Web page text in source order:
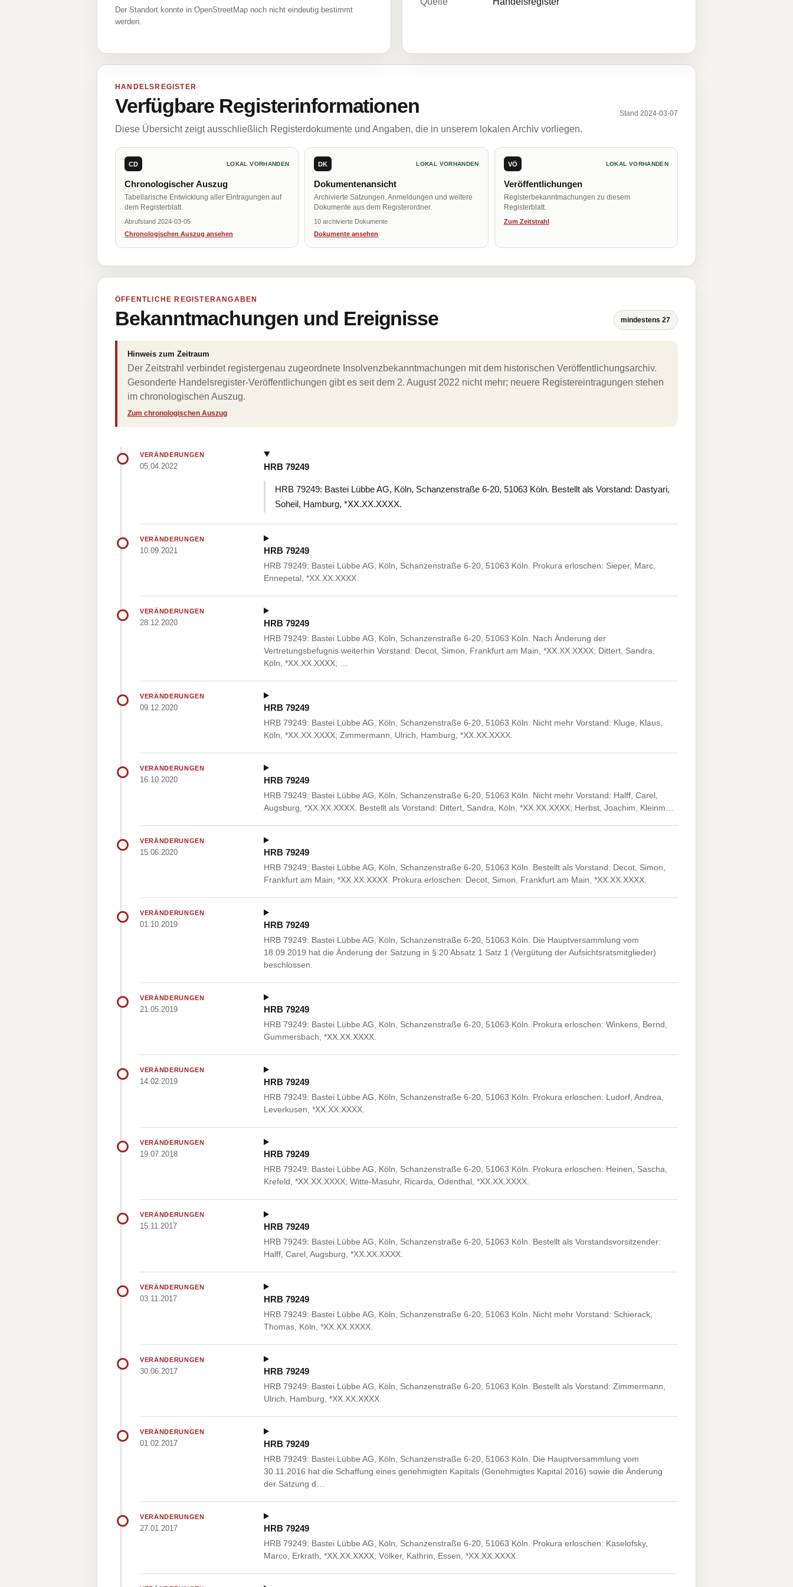
Der Standort konnte in OpenStreetMap noch nicht eindeutig bestimmt
werden.
HANDELSREGISTER
Verfügbare Registerinformationen Stand 2024-03-07
Diese Übersicht zeigt ausschließlich Registerdokumente und Angaben, die in unserem lokalen Archiv vorliegen.
CD LOKAL VORHANDEN
Chronologischer Auszug
Tabellarische Entwicklung aller Eintragungen auf
dem Registerblatt.
Abrufstand 2024-03-05
Chronologischen Auszug ansehen
DK LOKAL VORHANDEN
Dokumentenansicht
Archivierte Satzungen, Anmeldungen und weitere
Dokumente aus dem Registerordner.
10 archivierte Dokumente
Dokumente ansehen
VÖ LOKAL VORHANDEN
Veröffentlichungen
Registerbekanntmachungen zu diesem
Registerblatt.
Zum Zeitstrahl
ÖFFENTLICHE REGISTERANGABEN
Bekanntmachungen und Ereignisse mindestens 27
Hinweis zum Zeitraum
Der Zeitstrahl verbindet registergenau zugeordnete Insolvenzbekanntmachungen mit dem historischen Veröffentlichungsarchiv.
Gesonderte Handelsregister-Veröffentlichungen gibt es seit dem 2. August 2022 nicht mehr; neuere Registereintragungen stehen
im chronologischen Auszug.
Zum chronologischen Auszug
VERÄNDERUNGEN
05.04.2022 HRB 79249
HRB 79249: Bastei Lübbe AG, Köln, Schanzenstraße 6-20, 51063 Köln. Bestellt als Vorstand: Dastyari,
Soheil, Hamburg, *XX.XX.XXXX.
VERÄNDERUNGEN
10.09.2021 HRB 79249
HRB 79249: Bastei Lübbe AG, Köln, Schanzenstraße 6-20, 51063 Köln. Prokura erloschen: Sieper, Marc,
Ennepetal, *XX.XX.XXXX.
VERÄNDERUNGEN
28.12.2020 HRB 79249
HRB 79249: Bastei Lübbe AG, Köln, Schanzenstraße 6-20, 51063 Köln. Nach Änderung der
Vertretungsbefugnis weiterhin Vorstand: Decot, Simon, Frankfurt am Main, *XX.XX.XXXX; Dittert, Sandra,
Köln, *XX.XX.XXXX; …
VERÄNDERUNGEN
09.12.2020 HRB 79249
HRB 79249: Bastei Lübbe AG, Köln, Schanzenstraße 6-20, 51063 Köln. Nicht mehr Vorstand: Kluge, Klaus,
Köln, *XX.XX.XXXX; Zimmermann, Ulrich, Hamburg, *XX.XX.XXXX.
VERÄNDERUNGEN
16.10.2020 HRB 79249
HRB 79249: Bastei Lübbe AG, Köln, Schanzenstraße 6-20, 51063 Köln. Nicht mehr Vorstand: Halff, Carel,
Augsburg, *XX.XX.XXXX. Bestellt als Vorstand: Dittert, Sandra, Köln, *XX.XX.XXXX; Herbst, Joachim, Kleinm…
VERÄNDERUNGEN
15.06.2020 HRB 79249
HRB 79249: Bastei Lübbe AG, Köln, Schanzenstraße 6-20, 51063 Köln. Bestellt als Vorstand: Decot, Simon,
Frankfurt am Main, *XX.XX.XXXX. Prokura erloschen: Decot, Simon, Frankfurt am Main, *XX.XX.XXXX.
VERÄNDERUNGEN
01.10.2019 HRB 79249
HRB 79249: Bastei Lübbe AG, Köln, Schanzenstraße 6-20, 51063 Köln. Die Hauptversammlung vom
18.09.2019 hat die Änderung der Satzung in § 20 Absatz 1 Satz 1 (Vergütung der Aufsichtsratsmitglieder)
beschlossen.
VERÄNDERUNGEN
21.05.2019 HRB 79249
HRB 79249: Bastei Lübbe AG, Köln, Schanzenstraße 6-20, 51063 Köln. Prokura erloschen: Winkens, Bernd,
Gummersbach, *XX.XX.XXXX.
VERÄNDERUNGEN
14.02.2019 HRB 79249
HRB 79249: Bastei Lübbe AG, Köln, Schanzenstraße 6-20, 51063 Köln. Prokura erloschen: Ludorf, Andrea,
Leverkusen, *XX.XX.XXXX.
VERÄNDERUNGEN
19.07.2018 HRB 79249
HRB 79249: Bastei Lübbe AG, Köln, Schanzenstraße 6-20, 51063 Köln. Prokura erloschen: Heinen, Sascha,
Krefeld, *XX.XX.XXXX; Witte-Masuhr, Ricarda, Odenthal, *XX.XX.XXXX.
VERÄNDERUNGEN
15.11.2017 HRB 79249
HRB 79249: Bastei Lübbe AG, Köln, Schanzenstraße 6-20, 51063 Köln. Bestellt als Vorstandsvorsitzender:
Halff, Carel, Augsburg, *XX.XX.XXXX.
VERÄNDERUNGEN
03.11.2017 HRB 79249
HRB 79249: Bastei Lübbe AG, Köln, Schanzenstraße 6-20, 51063 Köln. Nicht mehr Vorstand: Schierack,
Thomas, Köln, *XX.XX.XXXX.
VERÄNDERUNGEN
30.06.2017 HRB 79249
HRB 79249: Bastei Lübbe AG, Köln, Schanzenstraße 6-20, 51063 Köln. Bestellt als Vorstand: Zimmermann,
Ulrich, Hamburg, *XX.XX.XXXX.
VERÄNDERUNGEN
01.02.2017 HRB 79249
HRB 79249: Bastei Lübbe AG, Köln, Schanzenstraße 6-20, 51063 Köln. Die Hauptversammlung vom
30.11.2016 hat die Schaffung eines genehmigten Kapitals (Genehmigtes Kapital 2016) sowie die Änderung
der Satzung d…
VERÄNDERUNGEN
27.01.2017 HRB 79249
HRB 79249: Bastei Lübbe AG, Köln, Schanzenstraße 6-20, 51063 Köln. Prokura erloschen: Kaselofsky,
Marco, Erkrath, *XX.XX.XXXX; Völker, Kathrin, Essen, *XX.XX.XXXX.